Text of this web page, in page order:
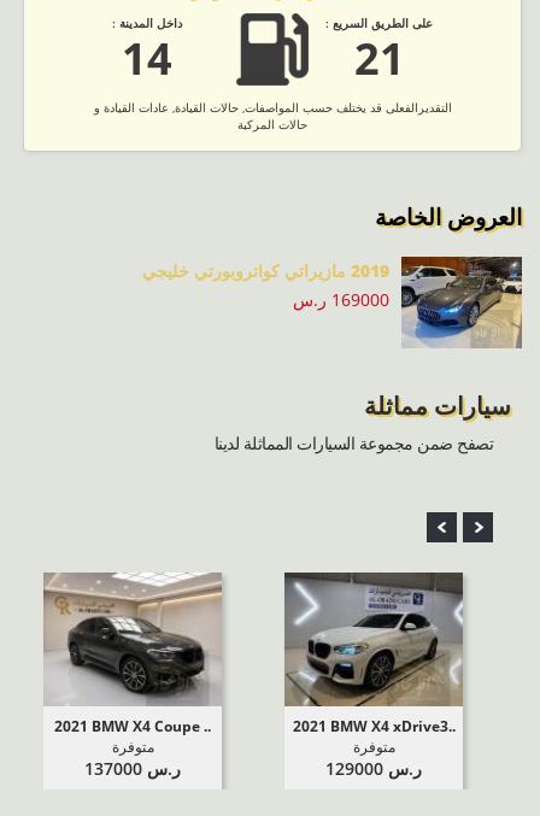
داخل المدينة :
14
على الطريق السريع :
21
التقديرالفعلى قد يختلف حسب المواصفات, حالات القيادة, عادات القيادة و
حالات المركبة
العروض الخاصة
2019 مازيراتي كواتروبورتي خليجي
169000 ر.س
سيارات مماثلة
تصفح ضمن مجموعة السيارات المماثلة لدينا
2021 BMW X4 Coupe ..
متوفرة‬
ر.س 137000
2021 BMW X4 xDrive3..
متوفرة‬
ر.س 129000